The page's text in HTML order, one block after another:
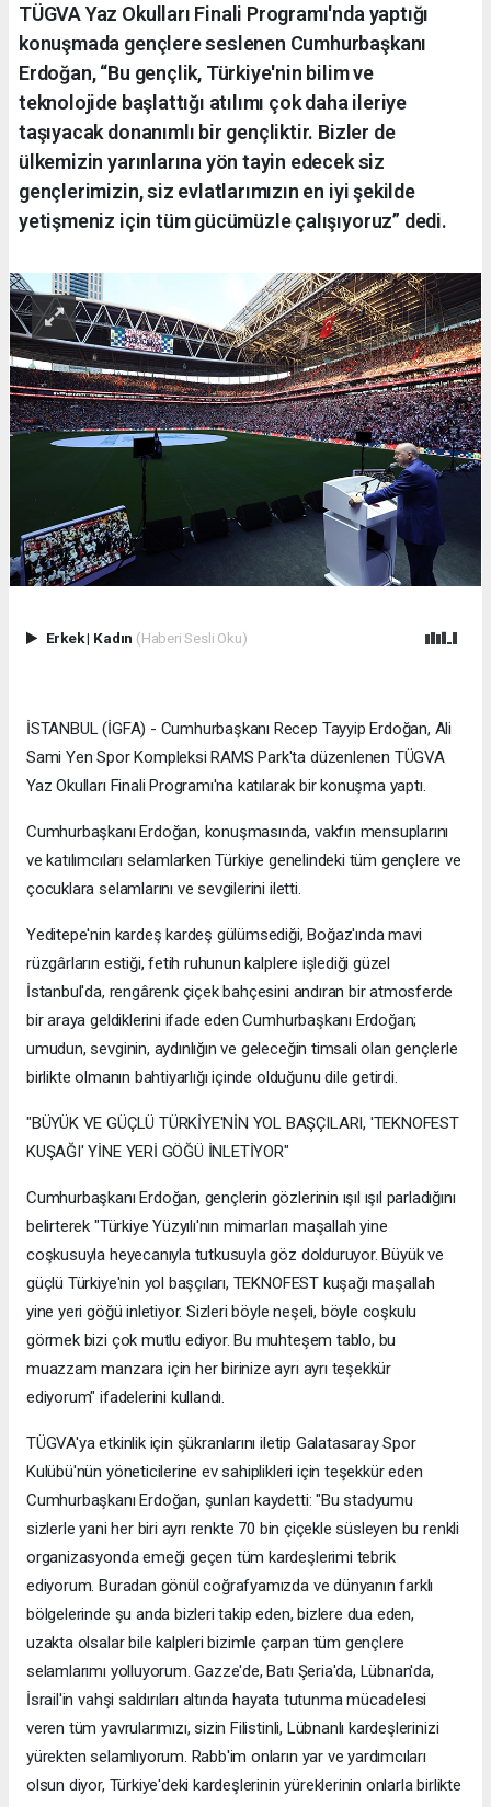
TÜGVA Yaz Okulları Finali Programı'nda yaptığı
konuşmada gençlere seslenen Cumhurbaşkanı
Erdoğan, “Bu gençlik, Türkiye'nin bilim ve
teknolojide başlattığı atılımı çok daha ileriye
taşıyacak donanımlı bir gençliktir. Bizler de
ülkemizin yarınlarına yön tayin edecek siz
gençlerimizin, siz evlatlarımızın en iyi şekilde
yetişmeniz için tüm gücümüzle çalışıyoruz” dedi.
Erkek| Kadın (Haberi Sesli Oku)
İSTANBUL (İGFA) - Cumhurbaşkanı Recep Tayyip Erdoğan, Ali
Sami Yen Spor Kompleksi RAMS Park'ta düzenlenen TÜGVA
Yaz Okulları Finali Programı'na katılarak bir konuşma yaptı.
Cumhurbaşkanı Erdoğan, konuşmasında, vakfın mensuplarını
ve katılımcıları selamlarken Türkiye genelindeki tüm gençlere ve
çocuklara selamlarını ve sevgilerini iletti.
Yeditepe'nin kardeş kardeş gülümsediği, Boğaz'ında mavi
rüzgârların estiği, fetih ruhunun kalplere işlediği güzel
İstanbul'da, rengârenk çiçek bahçesini andıran bir atmosferde
bir araya geldiklerini ifade eden Cumhurbaşkanı Erdoğan;
umudun, sevginin, aydınlığın ve geleceğin timsali olan gençlerle
birlikte olmanın bahtiyarlığı içinde olduğunu dile getirdi.
"BÜYÜK VE GÜÇLÜ TÜRKİYE'NİN YOL BAŞÇILARI, 'TEKNOFEST
KUŞAĞI' YİNE YERİ GÖĞÜ İNLETİYOR"
Cumhurbaşkanı Erdoğan, gençlerin gözlerinin ışıl ışıl parladığını
belirterek "Türkiye Yüzyılı'nın mimarları maşallah yine
coşkusuyla heyecanıyla tutkusuyla göz dolduruyor. Büyük ve
güçlü Türkiye'nin yol başçıları, TEKNOFEST kuşağı maşallah
yine yeri göğü inletiyor. Sizleri böyle neşeli, böyle coşkulu
görmek bizi çok mutlu ediyor. Bu muhteşem tablo, bu
muazzam manzara için her birinize ayrı ayrı teşekkür
ediyorum" ifadelerini kullandı.
TÜGVA'ya etkinlik için şükranlarını iletip Galatasaray Spor
Kulübü'nün yöneticilerine ev sahiplikleri için teşekkür eden
Cumhurbaşkanı Erdoğan, şunları kaydetti: "Bu stadyumu
sizlerle yani her biri ayrı renkte 70 bin çiçekle süsleyen bu renkli
organizasyonda emeği geçen tüm kardeşlerimi tebrik
ediyorum. Buradan gönül coğrafyamızda ve dünyanın farklı
bölgelerinde şu anda bizleri takip eden, bizlere dua eden,
uzakta olsalar bile kalpleri bizimle çarpan tüm gençlere
selamlarımı yolluyorum. Gazze'de, Batı Şeria'da, Lübnan'da,
İsrail'in vahşi saldırıları altında hayata tutunma mücadelesi
veren tüm yavrularımızı, sizin Filistinli, Lübnanlı kardeşlerinizi
yürekten selamlıyorum. Rabb'im onların yar ve yardımcıları
olsun diyor, Türkiye'deki kardeşlerinin yüreklerinin onlarla birlikte